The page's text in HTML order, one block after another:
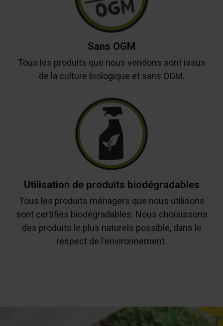
Sans OGM
Tous les produits que nous vendons sont issus
de la culture biologique et sans OGM.
Utilisation de produits biodégradables
Tous les produits ménagers que nous utilisons
sont certifiés biodégradables. Nous choisissons
des produits le plus naturels possible, dans le
respect de l'environnement.